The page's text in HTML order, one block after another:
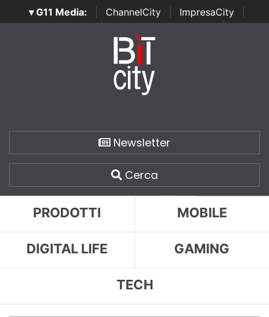
▾ G11 Media: ChannelCity ImpresaCity
SecurityOpenLab | Italian Channel Awards | Italian
Italian Security Awards
Newsletter
Cerca
PRODOTTI MOBILE
DIGITAL LIFE GAMING
TECH